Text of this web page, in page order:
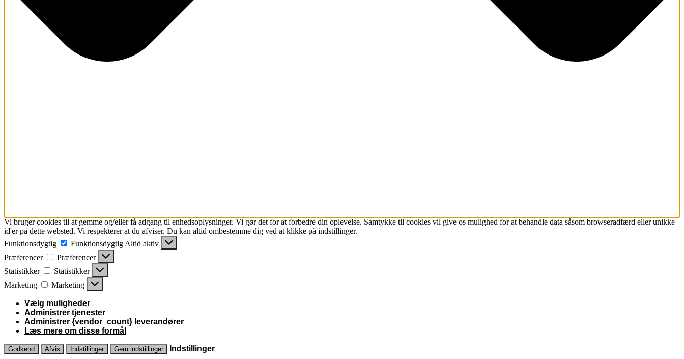
Vi bruger cookies til at gemme og/eller få adgang til enhedsoplysninger. Vi gør det for at forbedre din oplevelse. Samtykke til cookies vil give os mulighed for at behandle data såsom browseradfærd eller unikke
id'er på dette websted. Vi respekterer at du afviser. Du kan altid ombestemme dig ved at klikke på indstillinger.
Funktionsdygtig
Funktionsdygtig Altid aktiv
Præferencer
Præferencer
Statistikker
Statistikker
Marketing
Marketing
Vælg muligheder
Administrer tjenester
Administrer {vendor_count} leverandører
Læs mere om disse formål
Godkend Afvis Indstillinger Gem indstillinger Indstillinger